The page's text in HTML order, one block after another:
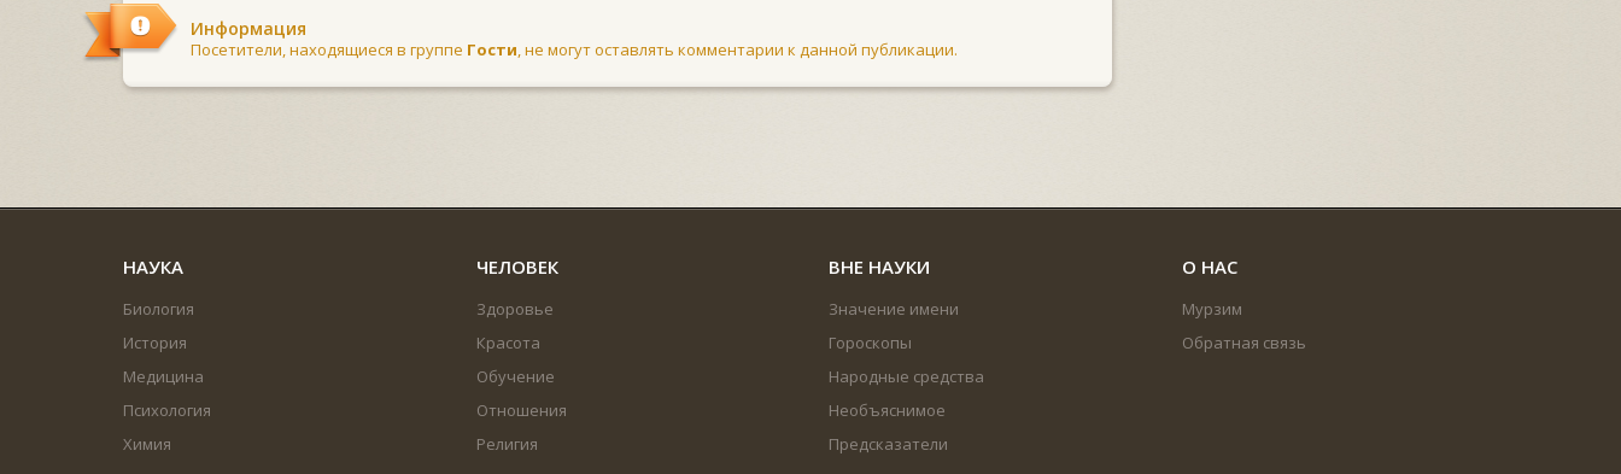
Информация
Посетители, находящиеся в группе Гости, не могут оставлять комментарии к данной публикации.
НАУКА
Биология
История
Медицина
Психология
Химия
ЧЕЛОВЕК
Здоровье
Красота
Обучение
Отношения
Религия
ВНЕ НАУКИ
Значение имени
Гороскопы
Народные средства
Необъяснимое
Предсказатели
О НАС
Мурзим
Обратная связь